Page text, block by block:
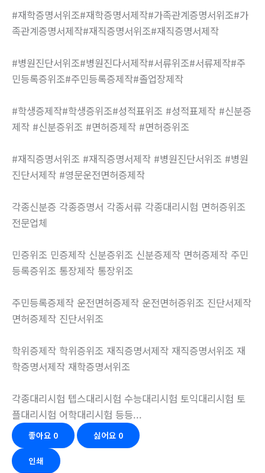
#재학증명서위조#재학증명서제작#가족관계증명서위조#가
족관계증명서제작#재직증명서위조#재직증명서제작
#병원진단서위조#병원진다서제작#서류위조#서류제작#주
민등록증위조#주민등록증제작#졸업장제작
#학생증제작#학생증위조#성적표위조 #성적표제작 #신분증
제작 #신분증위조 #면허증제작 #면허증위조
#재직증명서위조 #재직증명서제작 #병원진단서위조 #병원
진단서제작 #영문운전면허증제작
각종신분증 각종증명서 각종서류 각종대리시험 면허증위조
전문업체
민증위조 민증제작 신분증위조 신분증제작 면허증제작 주민
등록증위조 통장제작 통장위조
주민등록증제작 운전면허증제작 운전면허증위조 진단서제작
면허증제작 진단서위조
학위증제작 학위증위조 재직증명서제작 재직증명서위조 재
학증명서제작 재학증명서위조
각종대리시험 텝스대리시험 수능대리시험 토익대리시험 토
플대리시험 어학대리시험 등등...
좋아요 0 싫어요 0
인쇄